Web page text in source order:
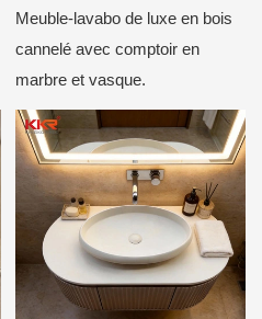
Meuble-lavabo de luxe en bois
cannelé avec comptoir en
marbre et vasque.